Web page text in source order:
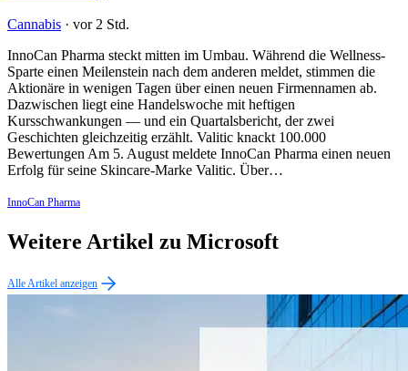
Cannabis · vor 2 Std.
InnoCan Pharma steckt mitten im Umbau. Während die Wellness-
Sparte einen Meilenstein nach dem anderen meldet, stimmen die
Aktionäre in wenigen Tagen über einen neuen Firmennamen ab.
Dazwischen liegt eine Handelswoche mit heftigen
Kursschwankungen — und ein Quartalsbericht, der zwei
Geschichten gleichzeitig erzählt. Valitic knackt 100.000
Bewertungen Am 5. August meldete InnoCan Pharma einen neuen
Erfolg für seine Skincare-Marke Valitic. Über…
InnoCan Pharma
Weitere Artikel zu Microsoft
Alle Artikel anzeigen